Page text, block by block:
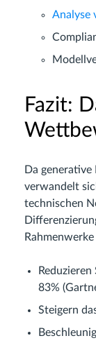
Analyse
Fazit:
Da
verwandelt
technischen
83%
Steigern